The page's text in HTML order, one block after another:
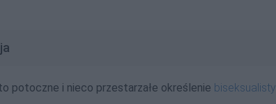
potoczne i nieco przestarzałe określenie biseksualisty